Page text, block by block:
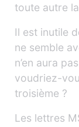
toute autre
Il est inutile
ne semble
n’en aura
voudriez-
troisième ?
Les lettres